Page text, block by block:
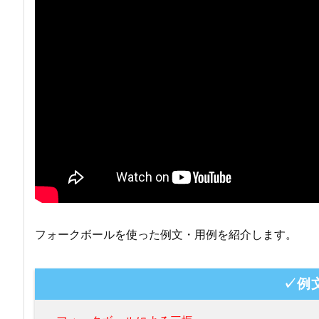
フォークボールを使った例文・用例を紹介します。
✓例